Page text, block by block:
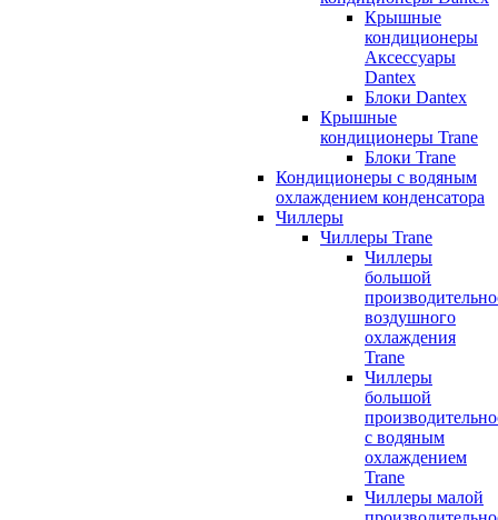
Крышные
кондиционеры
Аксессуары
Dantex
Блоки Dantex
Крышные
кондиционеры Trane
Блоки Trane
Кондиционеры с водяным
охлаждением конденсатора
Чиллеры
Чиллеры Trane
Чиллеры
большой
воздушного
охлаждения
Trane
Чиллеры
большой
с водяным
охлаждением
Trane
Чиллеры малой